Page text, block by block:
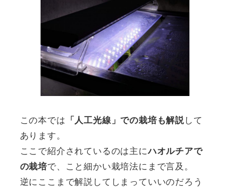
この本では 「人工光線」での栽培も解説して
あります。
ここで紹介されているのは主にハオルチアで
の栽培で、こと細かい栽培法にまで言及。
逆にここまで解説してしまっていいのだろう